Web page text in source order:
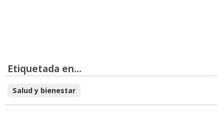
Etiquetada en...
Salud y bienestar